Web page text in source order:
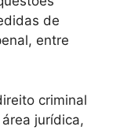
de
entre
criminal
jurídica,